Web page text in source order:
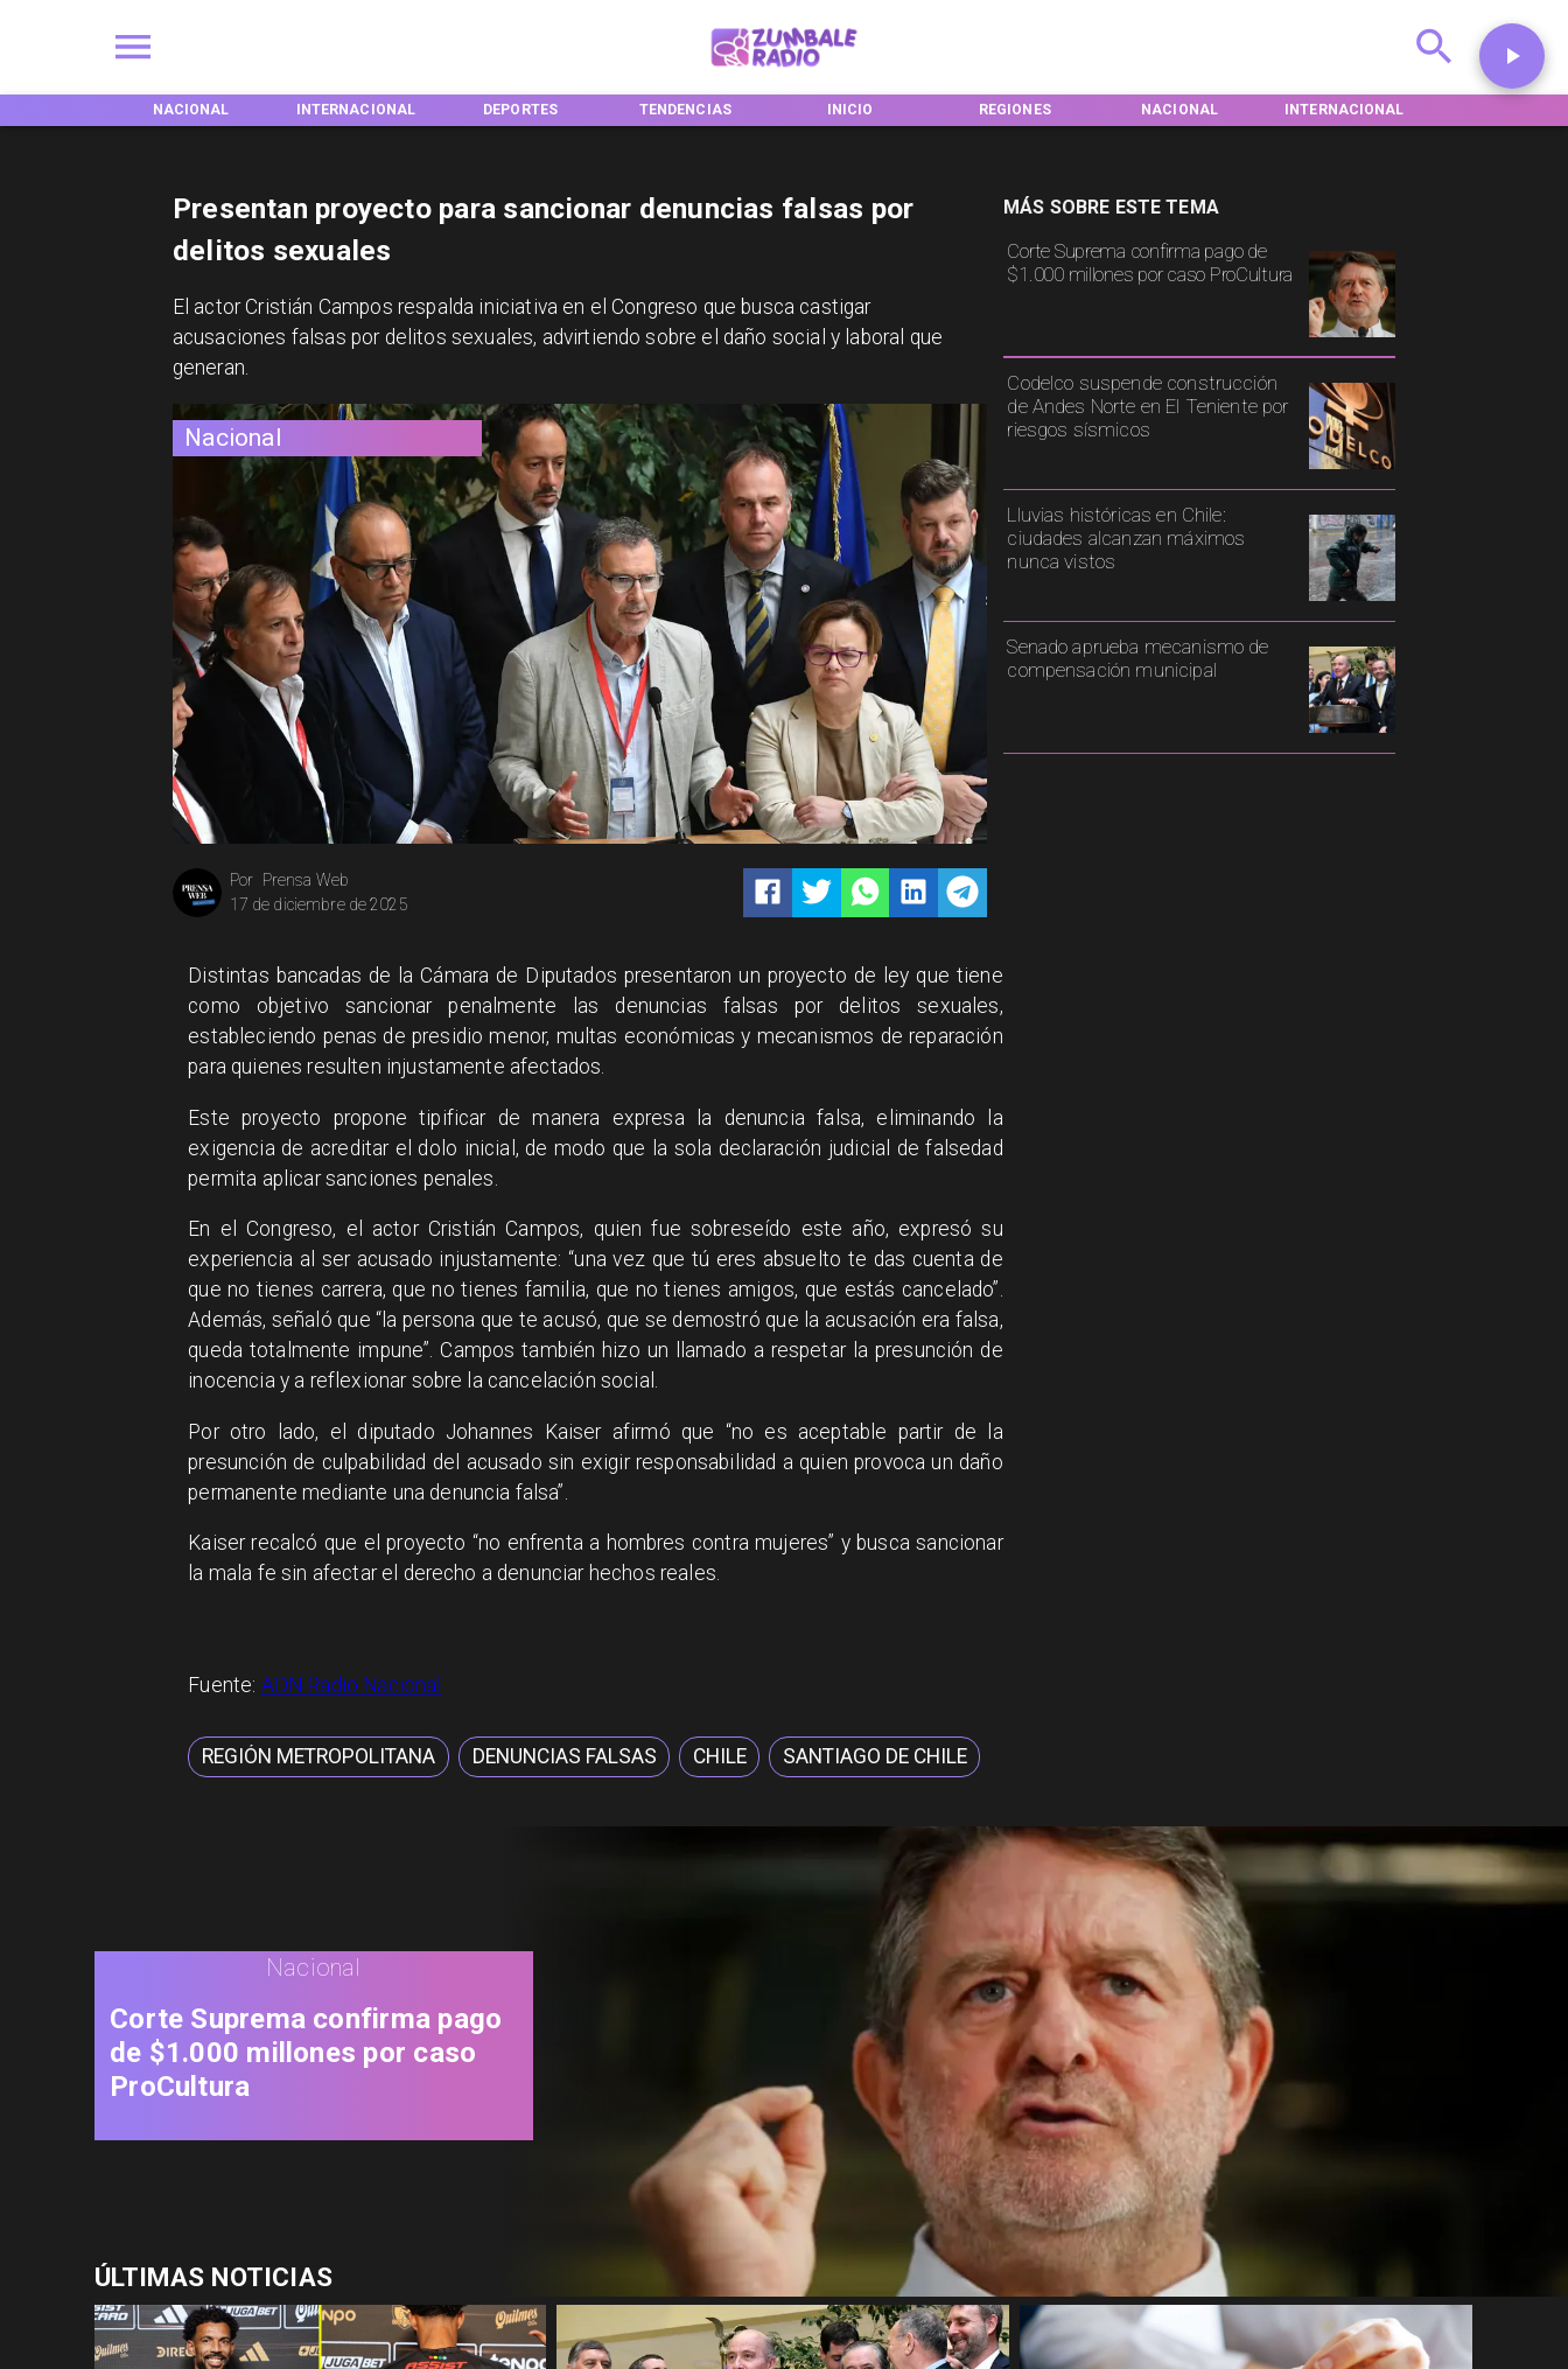
NACIONAL INTERNACIONAL DEPORTES TENDENCIAS INICIO REGIONES NACIONAL INTERNACIONAL
Nacional
Prensa Web
Por
17 de diciembre de 2025
Corte Suprema confirma pago de
$1.000 millones por caso ProCultura
Codelco suspende construcción
de Andes Norte en El Teniente por
riesgos sísmicos
Lluvias históricas en Chile:
ciudades alcanzan máximos
nunca vistos
Senado aprueba mecanismo de
compensación municipal
MÁS SOBRE ESTE TEMA
Presentan proyecto para sancionar denuncias falsas por
delitos sexuales
El actor Cristián Campos respalda iniciativa en el Congreso que busca castigar
acusaciones falsas por delitos sexuales, advirtiendo sobre el daño social y laboral que
generan.
Distintas bancadas de la Cámara de Diputados presentaron un proyecto de ley que tiene
como objetivo sancionar penalmente las denuncias falsas por delitos sexuales,
estableciendo penas de presidio menor, multas económicas y mecanismos de reparación
para quienes resulten injustamente afectados.
Este proyecto propone tipificar de manera expresa la denuncia falsa, eliminando la
exigencia de acreditar el dolo inicial, de modo que la sola declaración judicial de falsedad
permita aplicar sanciones penales.
En el Congreso, el actor Cristián Campos, quien fue sobreseído este año, expresó su
experiencia al ser acusado injustamente: “una vez que tú eres absuelto te das cuenta de
que no tienes carrera, que no tienes familia, que no tienes amigos, que estás cancelado”.
Además, señaló que “la persona que te acusó, que se demostró que la acusación era falsa,
queda totalmente impune”. Campos también hizo un llamado a respetar la presunción de
inocencia y a reflexionar sobre la cancelación social.
Por otro lado, el diputado Johannes Kaiser afirmó que “no es aceptable partir de la
presunción de culpabilidad del acusado sin exigir responsabilidad a quien provoca un daño
permanente mediante una denuncia falsa”.
Kaiser recalcó que el proyecto “no enfrenta a hombres contra mujeres” y busca sancionar
la mala fe sin afectar el derecho a denunciar hechos reales.
Fuente: ADN Radio Nacional
REGIÓN METROPOLITANA DENUNCIAS FALSAS CHILE SANTIAGO DE CHILE
Nacional
Corte Suprema confirma pago
de $1.000 millones por caso
ProCultura
ÚLTIMAS NOTICIAS